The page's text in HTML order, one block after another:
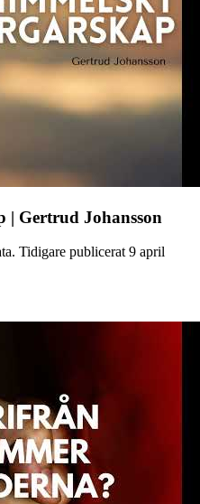
| Gertrud Johansson
Tidigare publicerat 9 april